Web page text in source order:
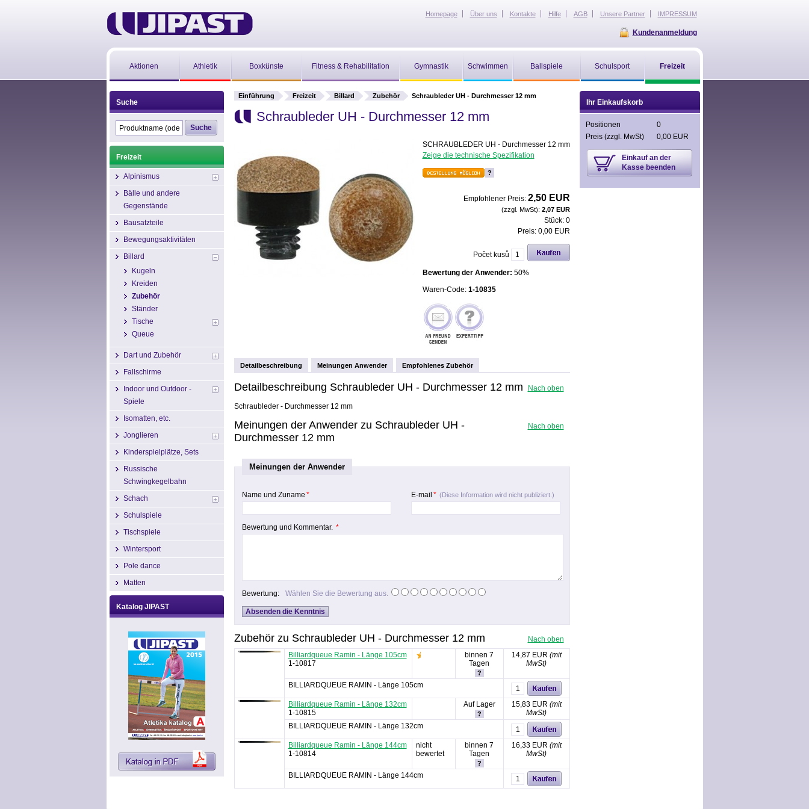
Homepage Über uns Kontakte Hilfe AGB Unsere Partner IMPRESSUM
Aktionen Athletik Boxkünste Fitness & Rehabilitation Gymnastik Schwimmen Ballspiele Schulsport Freizeit
Kundenanmeldung
Einführung Freizeit Billard Zubehör Schraubleder UH - Durchmesser 12 mm
Schraubleder UH - Durchmesser 12 mm
SCHRAUBLEDER UH - Durchmesser 12 mm
Zeige die technische Spezifikation
?
Empfohlener Preis: 2,50 EUR
(zzgl. MwSt): 2,07 EUR
Stück: 0
Preis: 0,00 EUR
Počet kusů
Bewertung der Anwender: 50%
Waren-Code: 1-10835
Detailbeschreibung Meinungen Anwender Empfohlenes Zubehör
Nach oben
Detailbeschreibung Schraubleder UH - Durchmesser 12 mm
Schraubleder - Durchmesser 12 mm
Nach oben
Meinungen der Anwender zu Schraubleder UH -
Durchmesser 12 mm
Meinungen der Anwender
Name und Zuname * E-mail * (Diese Information wird nicht publiziert.)
Bewertung und Kommentar. *
Bewertung: Wählen Sie die Bewertung aus.
Nach oben
Zubehör zu Schraubleder UH - Durchmesser 12 mm
Billiardqueue Ramin - Länge 105cm
1-10817
binnen 7
Tagen
?
14,87 EUR (mit
MwSt)
BILLIARDQUEUE RAMIN - Länge 105cm
Billiardqueue Ramin - Länge 132cm
1-10815
Auf Lager
?
15,83 EUR (mit
MwSt)
BILLIARDQUEUE RAMIN - Länge 132cm
Billiardqueue Ramin - Länge 144cm
1-10814
nicht
bewertet
binnen 7
Tagen
?
16,33 EUR (mit
MwSt)
BILLIARDQUEUE RAMIN - Länge 144cm
Ihr Einkaufskorb
Positionen
0
Preis (zzgl. MwSt) 0,00 EUR
Einkauf an der
Kasse beenden
Suche
Freizeit
Alpinismus
Bälle und andere
Gegenstände
Bausatzteile
Bewegungsaktivitäten
Billard
Kugeln
Kreiden
Zubehör
Ständer
Tische
Queue
Dart und Zubehör
Fallschirme
Indoor und Outdoor -
Spiele
Isomatten, etc.
Jonglieren
Kinderspielplätze, Sets
Russische
Schwingkegelbahn
Schach
Schulspiele
Tischspiele
Wintersport
Pole dance
Matten
Katalog JIPAST